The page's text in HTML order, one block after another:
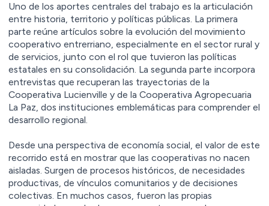
Uno de los aportes centrales del trabajo es la articulación
entre historia, territorio y políticas públicas. La primera
parte reúne artículos sobre la evolución del movimiento
cooperativo entrerriano, especialmente en el sector rural y
de servicios, junto con el rol que tuvieron las políticas
estatales en su consolidación. La segunda parte incorpora
entrevistas que recuperan las trayectorias de la
Cooperativa Lucienville y de la Cooperativa Agropecuaria
La Paz, dos instituciones emblemáticas para comprender el
desarrollo regional.
Desde una perspectiva de economía social, el valor de este
recorrido está en mostrar que las cooperativas no nacen
aisladas. Surgen de procesos históricos, de necesidades
productivas, de vínculos comunitarios y de decisiones
colectivas. En muchos casos, fueron las propias